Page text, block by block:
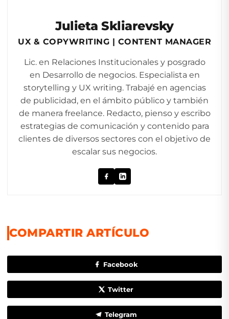
Julieta Skliarevsky
UX & COPYWRITING | CONTENT MANAGER
Lic. en Relaciones Institucionales y posgrado
en Desarrollo de negocios. Especialista en
storytelling y UX writing. Trabajé en agencias
de publicidad, en el ámbito público y también
de manera freelance. Redacto, pienso y escribo
estrategias de comunicación y contenido para
clientes de diversos sectores con el objetivo de
escalar sus negocios.
COMPARTIR ARTÍCULO
Facebook
Twitter
Telegram